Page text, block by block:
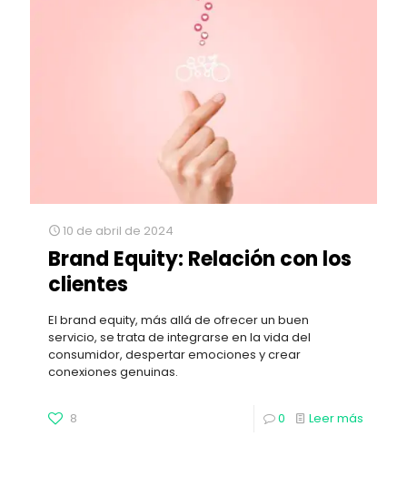
10 de abril de 2024
Brand Equity: Relación con los
clientes
El brand equity, más allá de ofrecer un buen
servicio, se trata de integrarse en la vida del
consumidor, despertar emociones y crear
conexiones genuinas.
8 0 Leer más